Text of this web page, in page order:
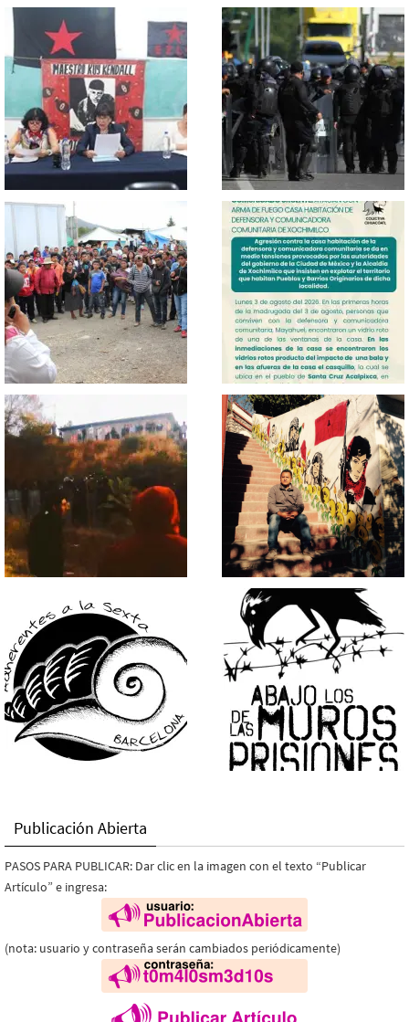
Publicación Abierta
PASOS PARA PUBLICAR: Dar clic en la imagen con el texto “Publicar
Artículo” e ingresa:
(nota: usuario y contraseña serán cambiados periódicamente)